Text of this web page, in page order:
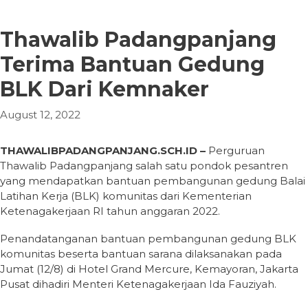
Thawalib Padangpanjang
Terima Bantuan Gedung
BLK Dari Kemnaker
August 12, 2022
THAWALIBPADANGPANJANG.SCH.ID – Perguruan
Thawalib Padangpanjang salah satu pondok pesantren
yang mendapatkan bantuan pembangunan gedung Balai
Latihan Kerja (BLK) komunitas dari Kementerian
Ketenagakerjaan RI tahun anggaran 2022.
Penandatanganan bantuan pembangunan gedung BLK
komunitas beserta bantuan sarana dilaksanakan pada
Jumat (12/8) di Hotel Grand Mercure, Kemayoran, Jakarta
Pusat dihadiri Menteri Ketenagakerjaan Ida Fauziyah.